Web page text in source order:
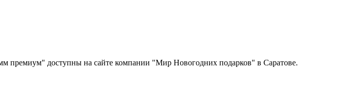
премиум" доступны на сайте компании "Мир Новогодних подарков" в Саратове.